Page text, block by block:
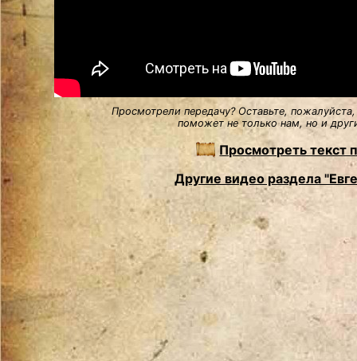
Просмотрели передачу? Оставьте,
поможет не только нам, но и
Просмотреть текст
Другие видео раздела